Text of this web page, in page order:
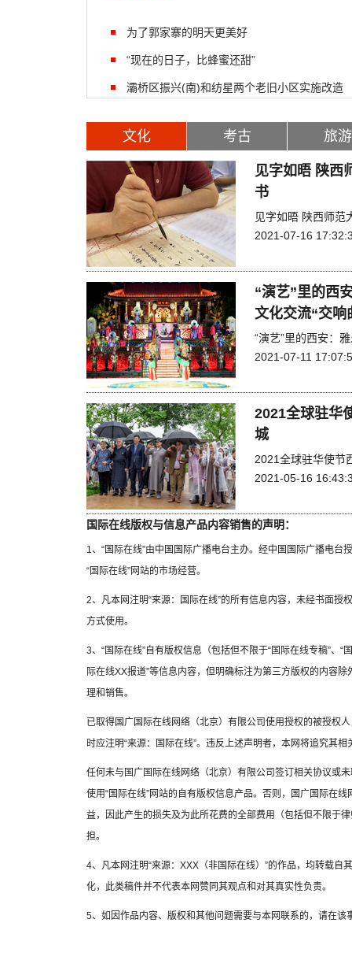
为了郭家寨的明天更美好
“现在的日子，比蜂蜜还甜”
灞桥区振兴(南)和纺星两个老旧小区实施改造
文化 考古 旅游
见字如晤 陕西
书
见字如晤 陕西师范
2021-07-16
“演艺”里的西
文化交流“交响
“演艺”里的西安：
2021-07-11
2021全球驻华
城
2021全球驻华使节
2021-05-16
国际在线版权与信息产品内容销售的声明：
1、“国际在线”由中国国际广播电台主办。经中国国际广播电
“国际在线”网站的市场经营。
2、凡本网注明“来源：国际在线”的所有信息内容，未经书面
方式使用。
3、“国际在线”自有版权信息（包括但不限于“国际在线专稿”、“
际在线XX报道”等信息内容，但明确标注为第三方版权的内容
理和销售。
已取得国广国际在线网络（北京）有限公司使用授权的被授权
时应注明“来源：国际在线”。违反上述声明者，本网将追究其相
任何未与国广国际在线网络（北京）有限公司签订相关协议或
使用“国际在线”网站的自有版权信息产品。否则，国广国际在
益，因此产生的损失及为此所花费的全部费用（包括但不限于
担。
4、凡本网注明“来源：XXX（非国际在线）”的作品，均转载自
化，此类稿件并不代表本网赞同其观点和对其真实性负责。
5、如因作品内容、版权和其他问题需要与本网联系的，请在该